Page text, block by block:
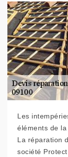
Les
éléments de
La réparation
société